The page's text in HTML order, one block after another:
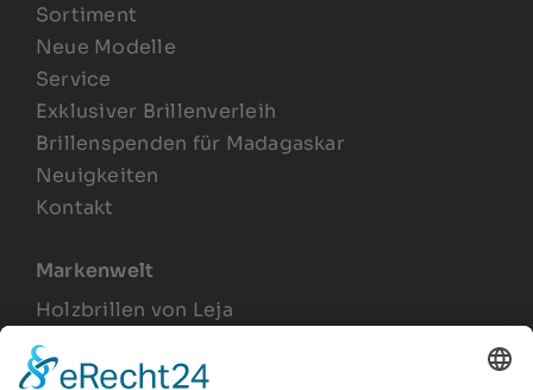
Sortiment
Neue Modelle
Service
Exklusiver Brillenverleih
Brillenspenden für Madagaskar
Neuigkeiten
Kontakt
Markenwelt
Holzbrillen von Leja
Joel Lesca